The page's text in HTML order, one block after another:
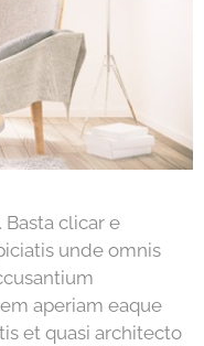
clicar e
unde omnis
aperiam eaque
et quasi architecto